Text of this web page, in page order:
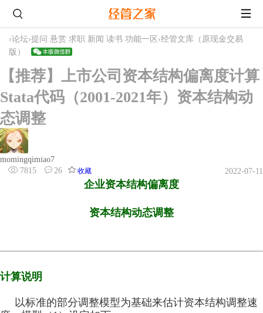
›论坛›提问 悬赏 求职 新闻 读书 功能一区 ›经管文库（原现金交易
版）
【推荐】上市公司资本结构偏离度计算
Stata代码（2001-2021年）资本结构动
态调整
momingqimiao7
7815
26 收藏 2022-07-11
企业资本结构偏离度
资本结构动态调整
计算说明
以标准的部分调整模型为基础来估计资本结构调整速